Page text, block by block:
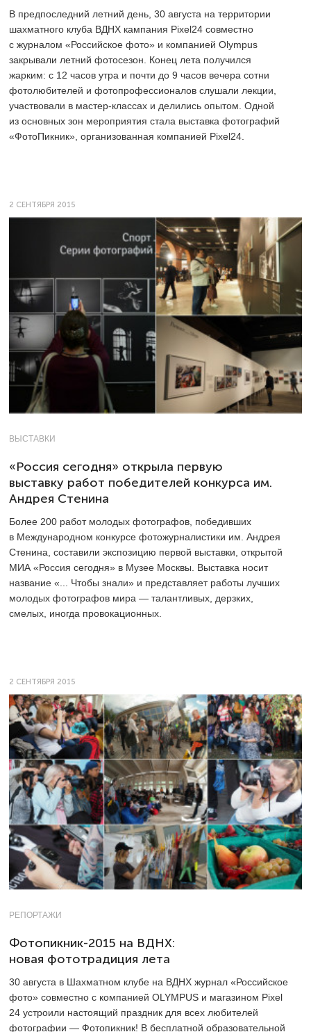
В предпоследний летний день, 30 августа на территории
шахматного клуба ВДНХ кампания Pixel24 совместно
с журналом «Российское фото» и компанией Olympus
закрывали летний фотосезон. Конец лета получился
жарким: с 12 часов утра и почти до 9 часов вечера сотни
фотолюбителей и фотопрофессионалов слушали лекции,
участвовали в мастер-классах и делились опытом. Одной
из основных зон мероприятия стала выставка фотографий
«ФотоПикник», организованная компанией Pixel24.
2 СЕНТЯБРЯ 2015
ВЫСТАВКИ
«Россия сегодня» открыла первую
выставку работ победителей конкурса им.
Андрея Стенина
Более 200 работ молодых фотографов, победивших
в Международном конкурсе фотожурналистики им. Андрея
Стенина, составили экспозицию первой выставки, открытой
МИА «Россия сегодня» в Музее Москвы. Выставка носит
название «... Чтобы знали» и представляет работы лучших
молодых фотографов мира — талантливых, дерзких,
смелых, иногда провокационных.
2 СЕНТЯБРЯ 2015
РЕПОРТАЖИ
Фотопикник-2015 на ВДНХ:
новая фототрадиция лета
30 августа в Шахматном клубе на ВДНХ журнал «Российское
фото» совместно с компанией OLYMPUS и магазином Pixel
24 устроили настоящий праздник для всех любителей
фотографии — Фотопикник! В бесплатной образовательной